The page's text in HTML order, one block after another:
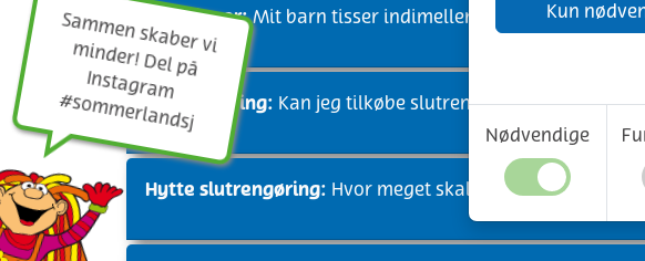
Kun
Nødvendige
Vådeligger:Mit barn tisser indimellem i sengen. Hvad
Slutrengøring: Kan jeg tilkøbe slutrengøring?
Hytte slutrengøring: Hvor meget skal jeg gøre, hvis jeg
Sam
m
en skaber vi m
inder! D
el på
Instagram
#
som
m
erlandsj